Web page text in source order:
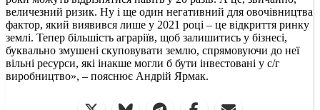
величезний ризик. Ну і ще один негативний для овочівництва
фактор, який виявився лише у 2021 році – це відкриття ринку
землі. Тепер більшість аграріїв, щоб залишитись у бізнесі,
буквально змушені скуповувати землю, спрямовуючи до неї
вільні ресурси, які інакше могли б бути інвестовані у с/г
виробництво», – пояснює Андрій Ярмак.